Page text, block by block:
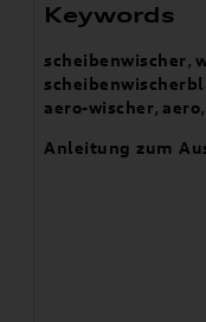
Keywords
scheibenwischer,
aero-wischer, aero,
Anleitung zum